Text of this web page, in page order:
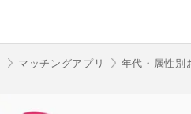
マッチングアプリ 年代・属性別